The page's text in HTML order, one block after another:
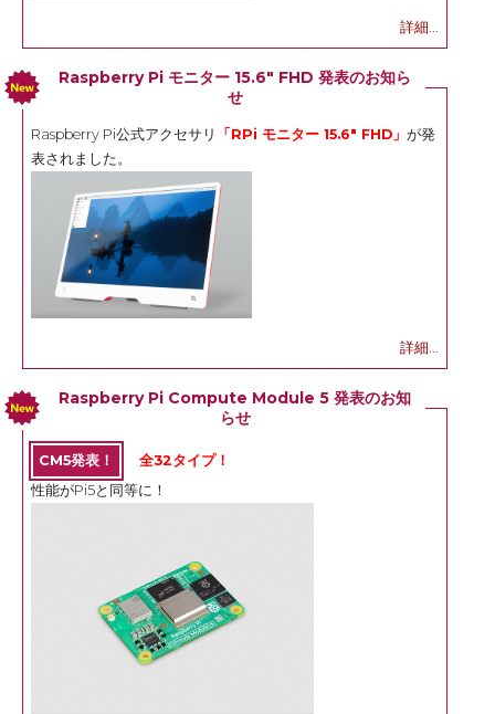
詳細...
Raspberry Pi モニター 15.6" FHD 発表のお知ら
せ
Raspberry Pi公式アクセサリ 「RPi モニター 15.6" FHD」 が発
表されました。
詳細...
Raspberry Pi Compute Module 5 発表のお知
らせ
CM5発表！
全32タイプ！
性能がPi5と同等に！